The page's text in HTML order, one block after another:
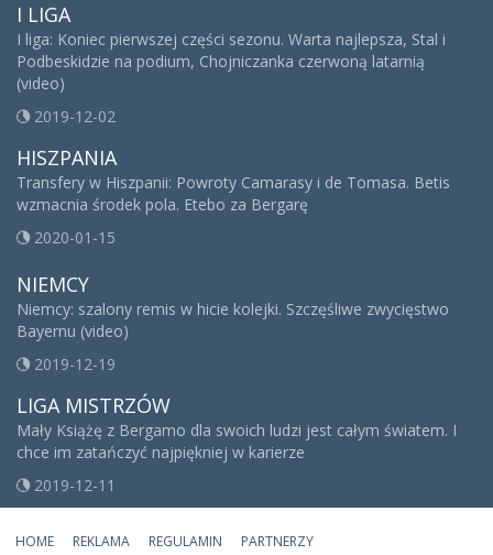
I LIGA
I liga: Koniec pierwszej części sezonu. Warta najlepsza, Stal i
Podbeskidzie na podium, Chojniczanka czerwoną latarnią
(video)
2019-12-02
HISZPANIA
Transfery w Hiszpanii: Powroty Camarasy i de Tomasa. Betis
wzmacnia środek pola. Etebo za Bergarę
2020-01-15
NIEMCY
Niemcy: szalony remis w hicie kolejki. Szczęśliwe zwycięstwo
Bayernu (video)
2019-12-19
LIGA MISTRZÓW
Mały Książę z Bergamo dla swoich ludzi jest całym światem. I
chce im zatańczyć najpiękniej w karierze
2019-12-11
HOME REKLAMA REGULAMIN PARTNERZY